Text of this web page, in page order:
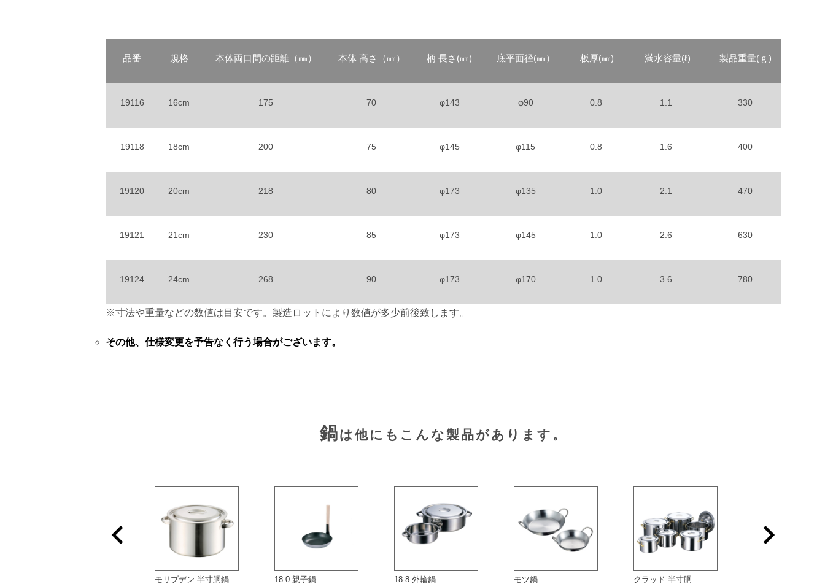
品番 規格 本体両口間の距離（㎜） 本体 高さ（㎜） 柄 長さ(㎜) 底平面径(㎜） 板厚(㎜) 満水容量(ℓ) 製品重量(ｇ)
19116 16cm 175 70 φ143 φ90 0.8 1.1 330
19118 18cm 200 75 φ145 φ115 0.8 1.6 400
19120 20cm 218 80 φ173 φ135 1.0 2.1 470
19121 21cm 230 85 φ173 φ145 1.0 2.6 630
19124 24cm 268 90 φ173 φ170 1.0 3.6 780
※寸法や重量などの数値は目安です。製造ロットにより数値が多少前後致します。
その他、仕様変更を予告なく行う場合がございます。
鍋は他にもこんな製品があります。
モリブデン 半寸胴鍋 18-0 親子鍋 18-8 外輪鍋 モツ鍋 クラッド 半寸胴